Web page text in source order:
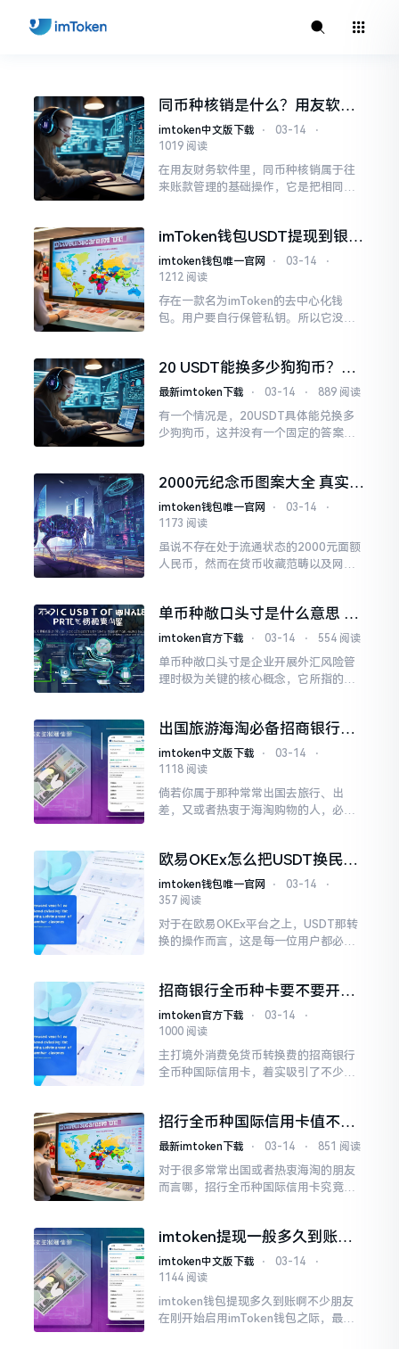
同币种核销是什么？用友软件
中相同货币单据怎么勾对
imtoken中文版下载 ⋅ 03-14
⋅
1019 阅读
在用友财务软件里，同币种核销属于往
来账款管理的基础操作，它是把相同货
和对应的付款单据进行勾对核销。
imToken钱包USDT提现到银行
卡教程 安全转出换人民币
imtoken钱包唯一官网 ⋅ 03-14
⋅
1212 阅读
存在一款名为imToken的去中心化钱
包。用户要自行保管私钥。所以它没办
化交易所当作中转。
20 USDT能换多少狗狗币？教
你按价格计算
最新imtoken下载 ⋅ 03-14 ⋅ 889 阅读
有一个情况是，20USDT具体能兑换多
少狗狗币，这并没有一个固定的答案，
取决于该平台所收取的手续费。
2000元纪念币图案大全 真实存
在的龙年金币样式
imtoken钱包唯一官网 ⋅ 03-14
⋅
1173 阅读
虽说不存在处于流通状态的2000元面额
人民币，然而在货币收藏范畴以及网络
些图案
单币种敞口头寸是什么意思 怎
么计算外汇风险
imtoken官方下载 ⋅ 03-14 ⋅ 554 阅读
单币种敞口头寸是企业开展外汇风险管
理时极为关键的核心概念，它所指的是
定某一外币方面
出国旅游海淘必备招商银行全
币种信用卡0货币转换费，境外
消费超省钱
imtoken中文版下载 ⋅ 03-14
⋅
1118 阅读
倘若你属于那种常常出国去旅行、出
差，又或者热衷于海淘购物的人，必定
费，日积月累下来这也是一笔数额不算
小的开支。
欧易OKEx怎么把USDT换民
币？两种简单转换方法
imtoken钱包唯一官网 ⋅ 03-14
⋅
357 阅读
对于在欧易OKEx平台之上，USDT那转
换的操作而言，这是每一位用户都必然
招商银行全币种卡要不要开
通？没出国需求就别激活
imtoken官方下载 ⋅ 03-14
⋅
1000 阅读
主打境外消费免货币转换费的招商银行
全币种国际信用卡，着实吸引了不少存
开通后才察觉到用处不大乃至用不上。
招行全币种国际信用卡值不值
得办？年费还款等问题全解析
最新imtoken下载 ⋅ 03-14 ⋅ 851 阅读
对于很多常常出国或者热衷海淘的朋友
而言哪，招行全币种国际信用卡究竟值
方面转换来的费用当作主要特点
imtoken提现一般多久到账？
怎么设置能加快到账时间
imtoken中文版下载 ⋅ 03-14
⋅
1144 阅读
imtoken钱包提现多久到账啊不少朋友
在刚开始启用imToken钱包之际，最为